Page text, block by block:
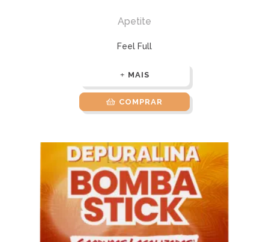
Apetite
Feel Full
MAIS
COMPRAR